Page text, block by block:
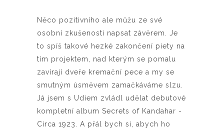
Něco pozitivního ale můžu ze své
osobní zkušenosti napsat závěrem. Je
to spíš takové hezké zakončení piety na
tím projektem, nad kterým se pomalu
zavírají dveře kremační pece a my se
smutným úsměvem zamačkáváme slzu.
Já jsem s Udiem zvládl udělat debutové
kompletní album Secrets of Kandahar -
Circa 1923. A přál bych si, abych ho